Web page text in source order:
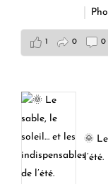
1 0 0
🌞
l’été.